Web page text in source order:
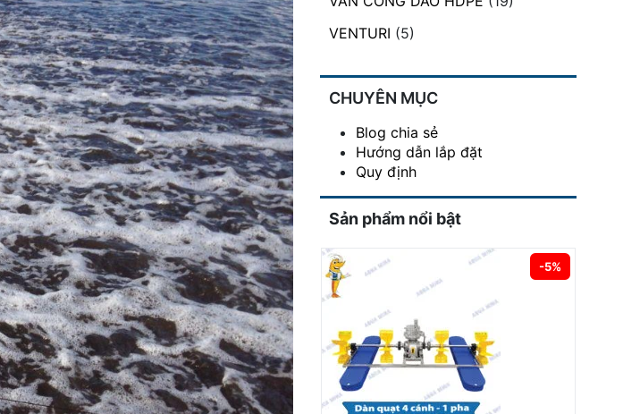
VENTURI (5)
CHUYÊN MỤC
Blog chia sẻ
Hướng dẫn lắp đặt
Quy định
Sản phẩm nổi bật
-5%